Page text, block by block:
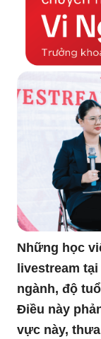
Những học
livestream
ngành, độ
Điều này
vực này,